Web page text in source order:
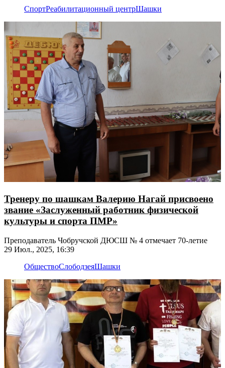
СпортРеабилитационный центрШашки
Тренеру по шашкам Валерию Нагай присвоено
звание «Заслуженный работник физической
культуры и спорта ПМР»
Преподаватель Чобручской ДЮСШ № 4 отмечает 70-летие
29 Июл., 2025, 16:39
ОбществоСлободзеяШашки